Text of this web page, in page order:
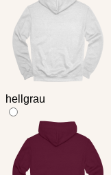
hellgrau